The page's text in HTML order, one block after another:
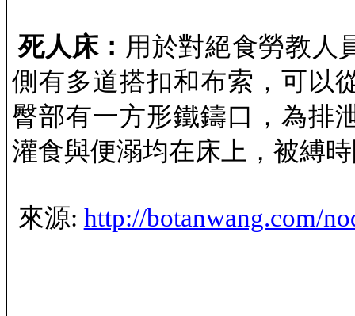
死人床： 用於對絕食勞教人
側有多道搭扣和布索，可以
臀部有一方形鐵鑄口，為排
灌食與便溺均在床上，被縛
來源: http://botanwang.com/